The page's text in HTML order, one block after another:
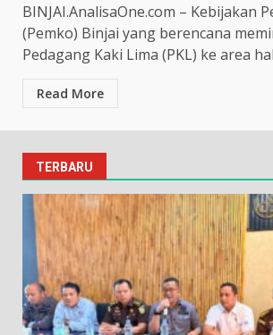
BINJAI.AnalisaOne.com – Kebijakan
(Pemko) Binjai yang berencana
Pedagang Kaki Lima (PKL) ke area
Read More
TERBARU